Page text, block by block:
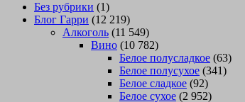
Без рубрики (1)
Блог Гарри (12 219)
Алкоголь (11 549)
Вино (10 782)
Белое полусладкое (63)
Белое полусухое (341)
Белое сладкое (92)
Белое сухое (2 952)